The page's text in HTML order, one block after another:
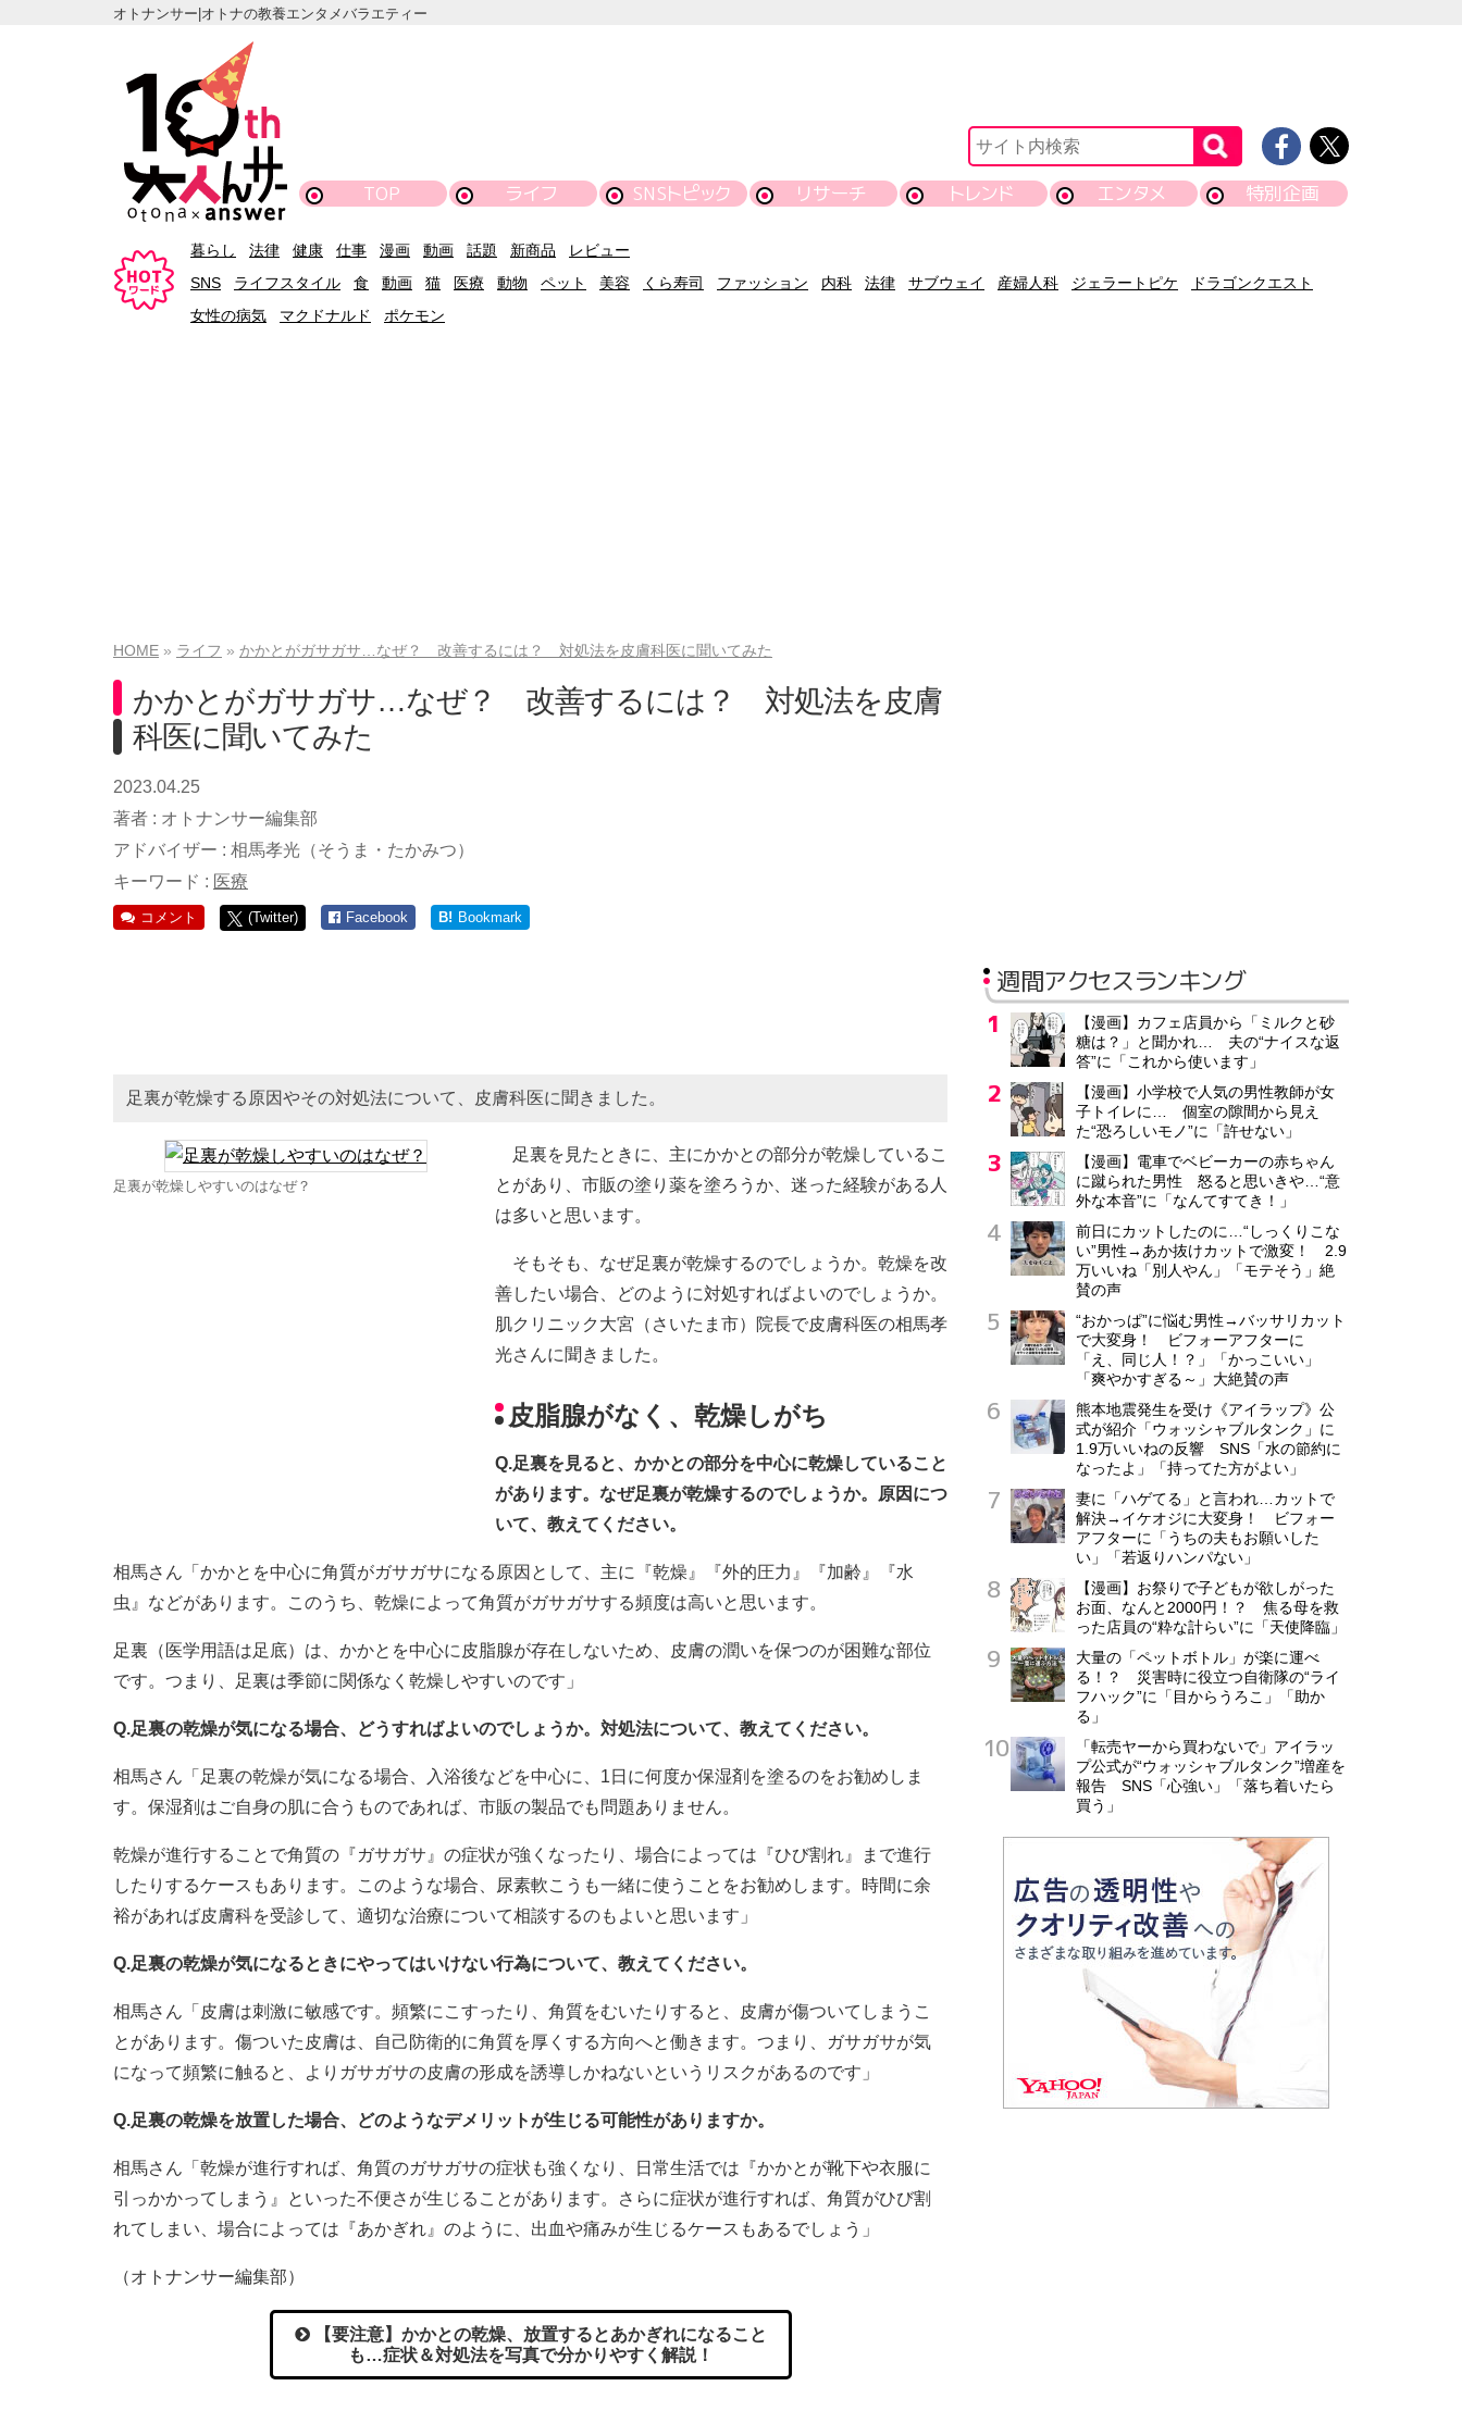
オトナンサー|オトナの教養エンタメバラエティー
TOP ライフ SNSトピック リサーチ トレンド エンタメ 特別企画
暮らし 法律 健康 仕事 漫画 動画 話題 新商品
レビュー
SNS
ライフスタイル 食 動画 猫 医療 動物 ペット 美容 くら寿司 ファッション 内科 法律 サブウェイ 産婦人科 ジェラートピケ
ドラゴンクエスト
女性の病気
マクドナルド ポケモン
HOME ライフ かかとがガサガサ…なぜ？ 改善するには？ 対処法を皮膚科医に聞いてみた
かかとがガサガサ…なぜ？ 改善するには？ 対処法を皮膚
科医に聞いてみた
2023.04.25
著者 : オトナンサー編集部
アドバイザー : 相馬孝光（そうま・たかみつ）
キーワード : 医療
コメント (Twitter) Facebook B! Bookmark
足裏が乾燥する原因やその対処法について、皮膚科医に聞きました。
足裏が乾燥しやすいのはなぜ？
足裏を見たときに、主にかかとの部分が乾燥しているこ
とがあり、市販の塗り薬を塗ろうか、迷った経験がある人
は多いと思います。
そもそも、なぜ足裏が乾燥するのでしょうか。乾燥を改
善したい場合、どのように対処すればよいのでしょうか。
肌クリニック大宮（さいたま市）院長で皮膚科医の相馬孝
光さんに聞きました。
皮脂腺がなく、乾燥しがち
Q.足裏を見ると、かかとの部分を中心に乾燥していること
があります。なぜ足裏が乾燥するのでしょうか。原因につ
いて、教えてください。
相馬さん「かかとを中心に角質がガサガサになる原因として、主に『乾燥』『外的圧力』『加齢』『水
虫』などがあります。このうち、乾燥によって角質がガサガサする頻度は高いと思います。
足裏（医学用語は足底）は、かかとを中心に皮脂腺が存在しないため、皮膚の潤いを保つのが困難な部位
です。つまり、足裏は季節に関係なく乾燥しやすいのです」
Q.足裏の乾燥が気になる場合、どうすればよいのでしょうか。対処法について、教えてください。
相馬さん「足裏の乾燥が気になる場合、入浴後などを中心に、1日に何度か保湿剤を塗るのをお勧めしま
す。保湿剤はご自身の肌に合うものであれば、市販の製品でも問題ありません。
乾燥が進行することで角質の『ガサガサ』の症状が強くなったり、場合によっては『ひび割れ』まで進行
したりするケースもあります。このような場合、尿素軟こうも一緒に使うことをお勧めします。時間に余
裕があれば皮膚科を受診して、適切な治療について相談するのもよいと思います」
Q.足裏の乾燥が気になるときにやってはいけない行為について、教えてください。
相馬さん「皮膚は刺激に敏感です。頻繁にこすったり、角質をむいたりすると、皮膚が傷ついてしまうこ
とがあります。傷ついた皮膚は、自己防衛的に角質を厚くする方向へと働きます。つまり、ガサガサが気
になって頻繁に触ると、よりガサガサの皮膚の形成を誘導しかねないというリスクがあるのです」
Q.足裏の乾燥を放置した場合、どのようなデメリットが生じる可能性がありますか。
相馬さん「乾燥が進行すれば、角質のガサガサの症状も強くなり、日常生活では『かかとが靴下や衣服に
引っかかってしまう』といった不便さが生じることがあります。さらに症状が進行すれば、角質がひび割
れてしまい、場合によっては『あかぎれ』のように、出血や痛みが生じるケースもあるでしょう」
（オトナンサー編集部）
【要注意】かかとの乾燥、放置するとあかぎれになること
も…症状＆対処法を写真で分かりやすく解説！
週間アクセスランキング
【漫画】カフェ店員から「ミルクと砂
糖は？」と聞かれ… 夫の“ナイスな返
答”に「これから使います」
【漫画】小学校で人気の男性教師が女
子トイレに… 個室の隙間から見え
た“恐ろしいモノ”に「許せない」
【漫画】電車でベビーカーの赤ちゃん
に蹴られた男性 怒ると思いきや…“意
外な本音”に「なんてすてき！」
前日にカットしたのに…“しっくりこな
い”男性→あか抜けカットで激変！ 2.9
万いいね「別人やん」「モテそう」絶
賛の声
“おかっぱ”に悩む男性→バッサリカット
で大変身！ ビフォーアフターに
「え、同じ人！？」「かっこいい」
「爽やかすぎる～」大絶賛の声
熊本地震発生を受け《アイラップ》公
式が紹介「ウォッシャブルタンク」に
1.9万いいねの反響 SNS「水の節約に
なったよ」「持ってた方がよい」
妻に「ハゲてる」と言われ…カットで
解決→イケオジに大変身！ ビフォー
アフターに「うちの夫もお願いした
い」「若返りハンパない」
【漫画】お祭りで子どもが欲しがった
お面、なんと2000円！？ 焦る母を救
った店員の“粋な計らい”に「天使降臨」
大量の「ペットボトル」が楽に運べ
る！？ 災害時に役立つ自衛隊の“ライ
フハック”に「目からうろこ」「助か
る」
「転売ヤーから買わないで」アイラッ
プ公式が“ウォッシャブルタンク”増産を
報告 SNS「心強い」「落ち着いたら
買う」